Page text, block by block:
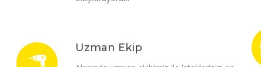
Uzman Ekip